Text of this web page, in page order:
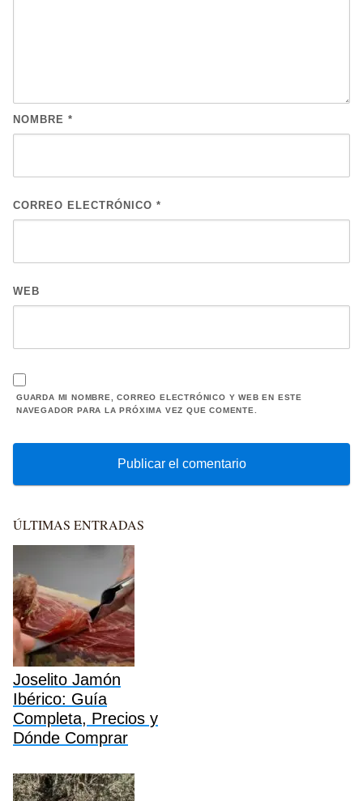
NOMBRE *
CORREO ELECTRÓNICO *
WEB
GUARDA MI NOMBRE, CORREO ELECTRÓNICO Y WEB EN ESTE
NAVEGADOR PARA LA PRÓXIMA VEZ QUE COMENTE.
ÚLTIMAS ENTRADAS
Joselito Jamón
Ibérico: Guía
Completa, Precios y
Dónde Comprar